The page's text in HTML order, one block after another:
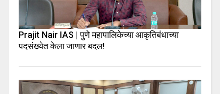
Prajit Nair IAS | पुणे महापालिकेच्या आकृतिबंधाच्या
पदसंख्येत केला जाणार बदल!